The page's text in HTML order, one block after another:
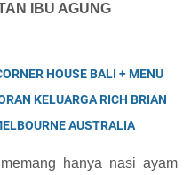
IBU AGUNG
HOUSE BALI + MENU
KELUARGA RICH BRIAN
AUSTRALIA
hanya nasi ayam